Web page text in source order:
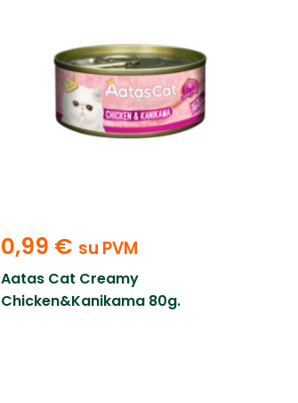
0,99 € su PVM
Aatas Cat Creamy
Chicken&Kanikama 80g.